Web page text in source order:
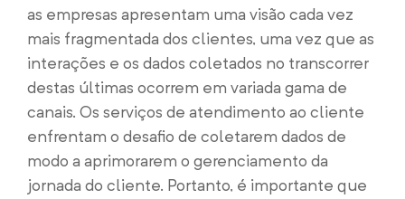
as empresas apresentam uma visão cada vez
mais fragmentada dos clientes, uma vez que as
interações e os dados coletados no transcorrer
destas últimas ocorrem em variada gama de
canais. Os serviços de atendimento ao cliente
enfrentam o desafio de coletarem dados de
modo a aprimorarem o gerenciamento da
jornada do cliente. Portanto, é importante que